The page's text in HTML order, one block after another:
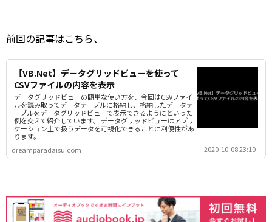
前回の記事はこちら、
【VB.Net】データグリッドビューを使って
CSVファイルの内容を表示
データグリッドビューの簡単な使い方を、今回はCSVファイ
ルを読み取ってデータテーブルに格納し、格納したデータテ
ーブルをデータグリッドビューで表示できるようにといった
例を交えて紹介しています。 データグリッドビューはアプリ
ケーション上で扱うデータを可視化できることに利便性があ
ります。
dreamparadaisu.com
2020-10-08 23:10